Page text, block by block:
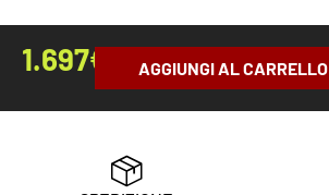
1.697€ AGGIUNGI AL CARRELLO